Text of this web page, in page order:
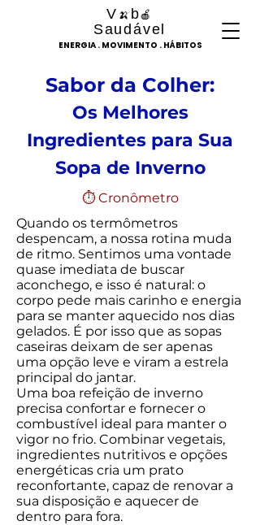
ENERGIA . MOVIMENTO . HÁBITOS
V 🍌 b🍎
Saudável
Sabor da Colher:
Os Melhores
Ingredientes para Sua
Sopa de Inverno
⏱ Cronômetro
Quando os termômetros
despencam, a nossa rotina muda
de ritmo. Sentimos uma vontade
quase imediata de buscar
aconchego, e isso é natural: o
corpo pede mais carinho e energia
para se manter aquecido nos dias
gelados. É por isso que as sopas
caseiras deixam de ser apenas
uma opção leve e viram a estrela
principal do jantar.
Uma boa refeição de inverno
precisa confortar e fornecer o
combustível ideal para manter o
vigor no frio. Combinar vegetais,
ingredientes nutritivos e opções
energéticas cria um prato
reconfortante, capaz de renovar a
sua disposição e aquecer de
dentro para fora.